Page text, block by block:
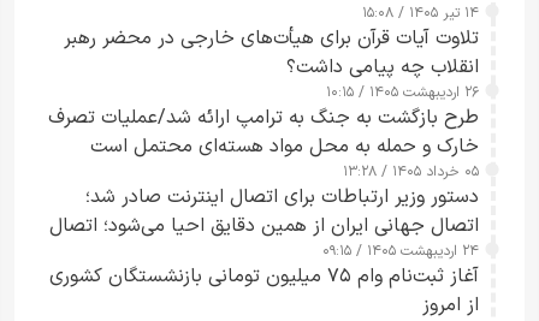
۱۴ تیر ۱۴۰۵ / ۱۵:۰۸
تلاوت آیات قرآن برای هیأت‌های خارجی در محضر رهبر
انقلاب چه پیامی داشت؟
۲۶ اردیبهشت ۱۴۰۵ / ۱۰:۱۵
طرح‌ بازگشت به جنگ به ترامپ ارائه شد/عملیات تصرف
خارک و حمله به محل مواد هسته‌ای محتمل است
۰۵ خرداد ۱۴۰۵ / ۱۳:۲۸
دستور وزیر ارتباطات برای اتصال اینترنت صادر شد؛
اتصال جهانی ایران از همین دقایق احیا می‌شود؛ اتصال
کامل مردم تا ۲۴ ساعت آینده
۲۴ اردیبهشت ۱۴۰۵ / ۰۹:۱۵
آغاز ثبت‌نام وام ۷۵ میلیون تومانی بازنشستگان کشوری
از امروز